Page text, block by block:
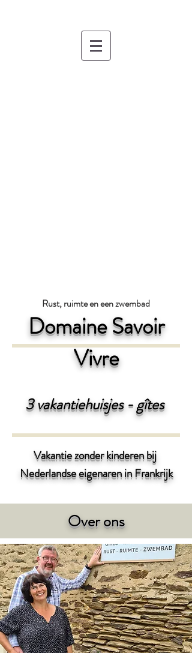
Rust, ruimte en een zwembad
Domaine Savoir
Vivre
3 vakantiehuisjes - gîtes
Vakantie zonder kinderen bij
Nederlandse eigenarenin Frankrijk
Over ons